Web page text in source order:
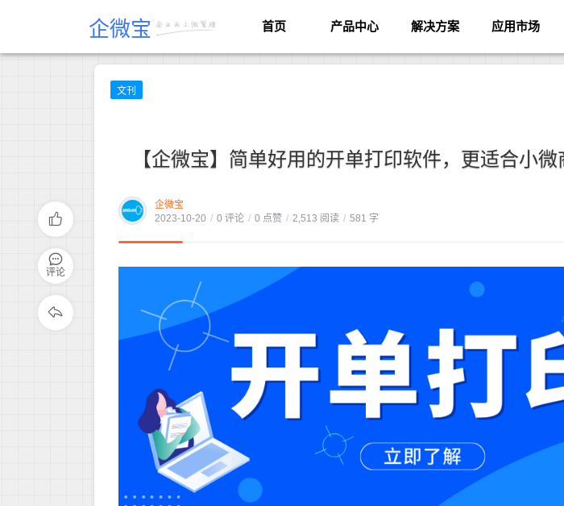
企微宝 首页 产品中心 解决方案 应用市场
文刊
【企微宝】简单好用的开单打印软件，更适合小
企微宝
2023-10-20 / 0 评论 / 0 点赞 / 2,513 阅读 / 581 字
评论